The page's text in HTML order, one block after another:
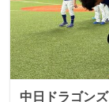
中日ドラゴン